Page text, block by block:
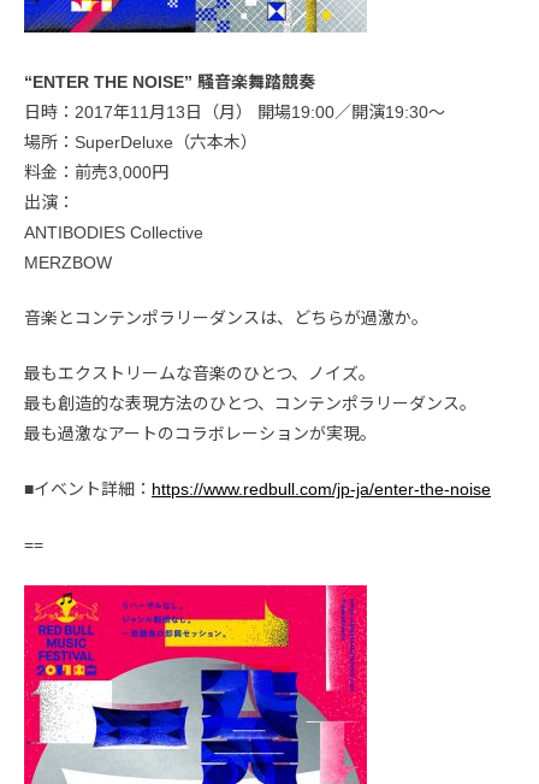
“ENTER THE NOISE” 騒音楽舞踏競奏
日時：2017年11月13日（月） 開場19:00／開演19:30〜
場所：SuperDeluxe（六本木）
料金：前売3,000円
出演：
ANTIBODIES Collective
MERZBOW
音楽とコンテンポラリーダンスは、どちらが過激か。
最もエクストリームな音楽のひとつ、ノイズ。
最も創造的な表現方法のひとつ、コンテンポラリーダンス。
最も過激なアートのコラボレーションが実現。
■イベント詳細： https://www.redbull.com/jp-ja/enter-the-noise
==